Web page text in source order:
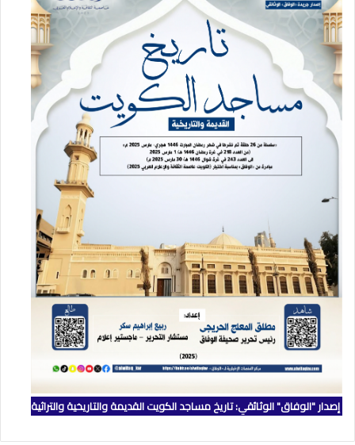
إصدار "الوفاق" الوثائقي: تاريخ مساجد الكويت القديمة والتاريخية والتراثية